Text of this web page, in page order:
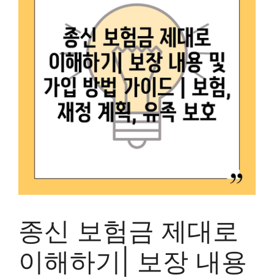
종신 보험금 제대로
이해하기| 보장 내용